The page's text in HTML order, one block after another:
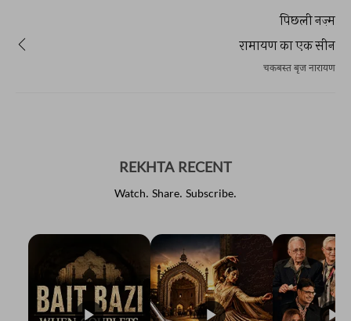
पिछली नज़्म
रामायण का एक सीन
चकबस्त बृज नारायण
REKHTA RECENT
Watch. Share. Subscribe.